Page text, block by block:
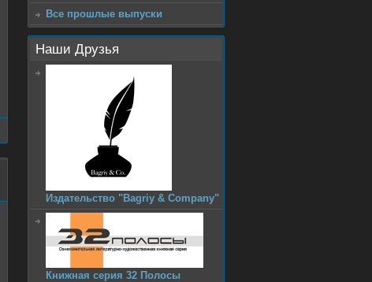
Все прошлые выпуски
Наши Друзья
Издательство "Bagriy & Company"
Книжная серия 32 Полосы